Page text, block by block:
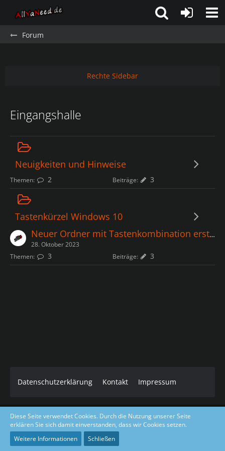
Forum
Eingangshalle
Neuigkeiten und Hinweise
Themen 2 Beiträge 3
Tastenkürzel Windows 10
Themen 3 Beiträge 3
Neuer Ordner mit Tastenkombination erstellen
28. Oktober 2023
Rechte Sidebar
Datenschutzerklärung Kontakt Impressum
Core Dark Modded Design coded & layout by Gino Zantarelli 2019-
2026©
Community-Software:WoltLab Suite™ 5.5.23
Diese Seite verwendet Cookies. Durch die Nutzung unserer Seite
erklären Sie sich damit einverstanden, dass wir Cookies setzen.
Weitere Informationen
Schließen